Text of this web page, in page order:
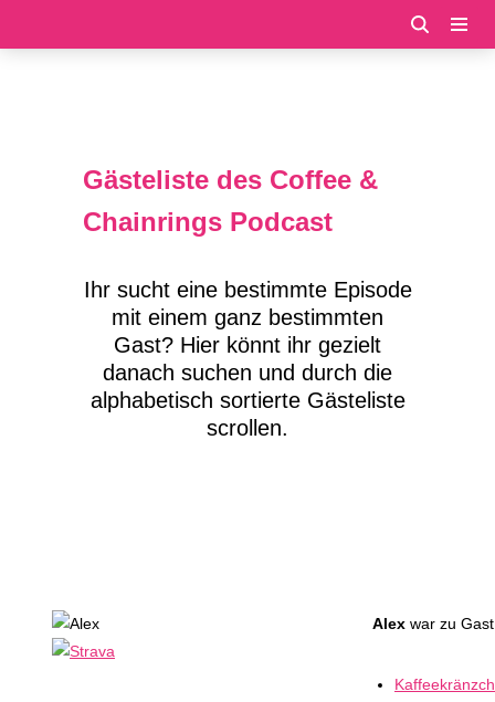
Gästeliste des Coffee &
Chainrings Podcast
Ihr sucht eine bestimmte Episode
mit einem ganz bestimmten
Gast? Hier könnt ihr gezielt
danach suchen und durch die
alphabetisch sortierte Gästeliste
scrollen.
Alex war zu